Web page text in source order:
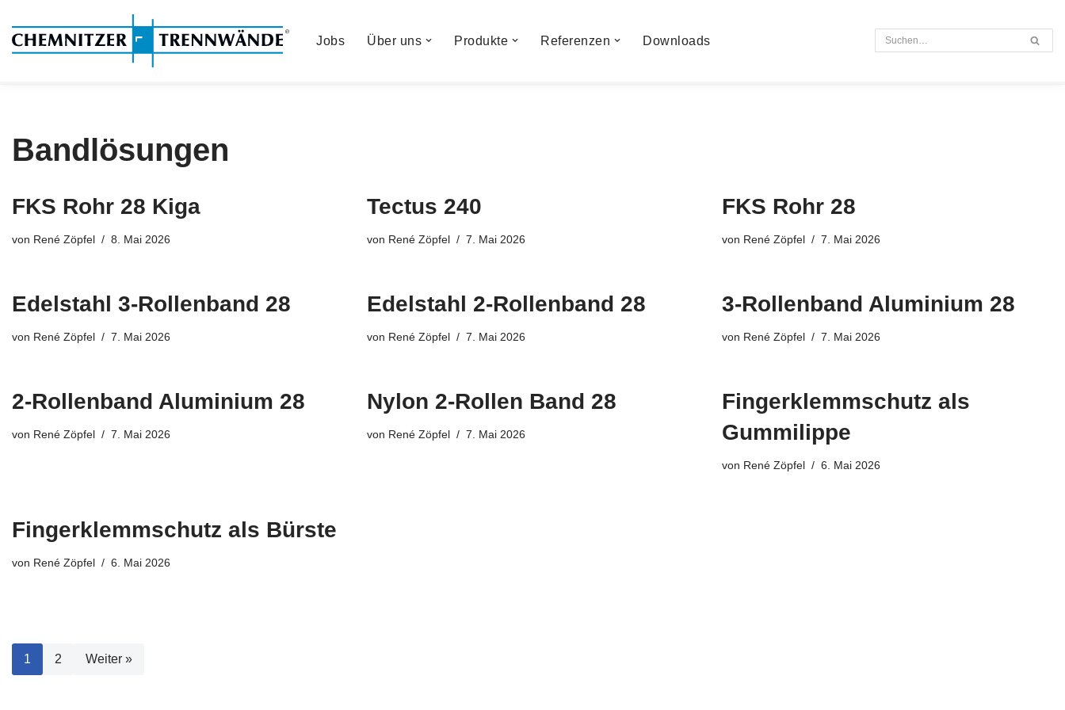
Zum
Jobs Über uns Produkte Referenzen Downloads
Bandlösungen
FKS Rohr 28 Kiga
von René Zöpfel 8. Mai 2026
Tectus 240
von René Zöpfel 7. Mai 2026
FKS Rohr 28
von René Zöpfel 7. Mai 2026
Edelstahl 3-Rollenband 28
von René Zöpfel 7. Mai 2026
Edelstahl 2-Rollenband 28
von René Zöpfel 7. Mai 2026
3-Rollenband Aluminium 28
von René Zöpfel 7. Mai 2026
2-Rollenband Aluminium 28
von René Zöpfel 7. Mai 2026
Nylon 2-Rollen Band 28
von René Zöpfel 7. Mai 2026
Fingerklemmschutz als
Gummilippe
von René Zöpfel 6. Mai 2026
Fingerklemmschutz als Bürste
von René Zöpfel 6. Mai 2026
1 2 Weiter »